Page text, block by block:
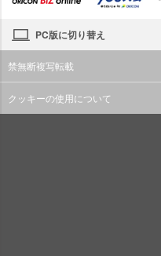
PC版に切り替え
禁無断複写転載
クッキーの使用について